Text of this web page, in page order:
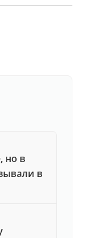
но в
в